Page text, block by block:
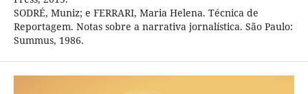
SODRÉ, Muniz; e FERRARI, Maria Helena. Técnica de
Reportagem. Notas sobre a narrativa jornalística. São Paulo:
Summus, 1986.